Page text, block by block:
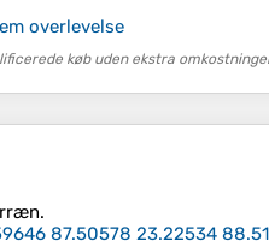
overlevelse
køb uden ekstra
87.50578 23.22534